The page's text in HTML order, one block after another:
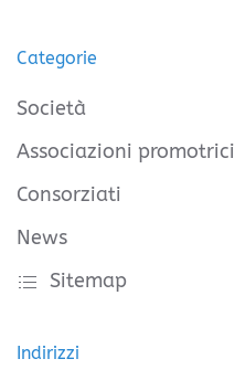
Categorie
Società
Associazioni promotrici
Consorziati
News
Sitemap
Indirizzi